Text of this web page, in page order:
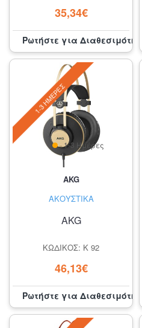
35,34€
Ρωτήστε για Διαθεσιμότητα
1-3 ΗΜΈΡΕΣ
AKG
ΑΚΟΥΣΤΙΚΆ
AKG
ΚΩΔΙΚΌΣ: K 92
46,13€
1-3 Ημέρες
Ρωτήστε για Διαθεσιμότητα